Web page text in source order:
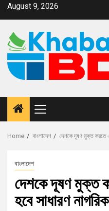
August 9, 2026
Home বাংলাদেশ দেশকে দূষণ মুক্ত করতে
বাংলাদেশ
দেশকে দূষণ মুক্ত
হবে সাধারণ